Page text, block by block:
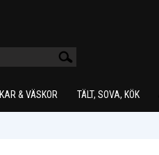
& VÄSKOR TÄLT, SOVA, KÖK